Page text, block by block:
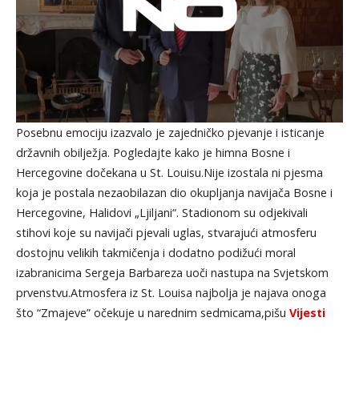
Posebnu emociju izazvalo je zajedničko pjevanje i isticanje
državnih obilježja. Pogledajte kako je himna Bosne i
Hercegovine dočekana u St. Louisu.Nije izostala ni pjesma
koja je postala nezaobilazan dio okupljanja navijača Bosne i
Hercegovine, Halidovi „Ljiljani“. Stadionom su odjekivali
stihovi koje su navijači pjevali uglas, stvarajući atmosferu
dostojnu velikih takmičenja i dodatno podižući moral
izabranicima Sergeja Barbareza uoči nastupa na Svjetskom
prvenstvu.Atmosfera iz St. Louisa najbolja je najava onoga
što “Zmajeve” očekuje u narednim sedmicama,pišu Vijesti